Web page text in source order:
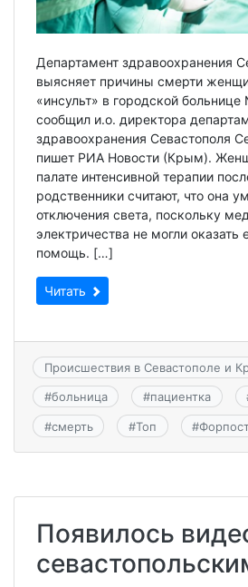
Департамент здравоохранения
выясняет причины смерти
«инсульт» в городской
сообщил и.о. директора
здравоохранения Севастополя
пишет РИА Новости (Крым).
палате интенсивной терапии
родственники считают, что она
отключения света, поскольку
электричества не могли
помощь. […]
Читать
Происшествия в Севастополе и
#больница #пациентка
#смерть #Топ #
Появилось